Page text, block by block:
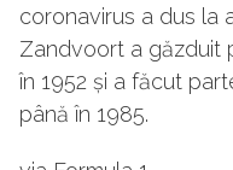
coronavirus a dus la
Zandvoort a găzduit
în 1952 și a făcut
până în 1985.